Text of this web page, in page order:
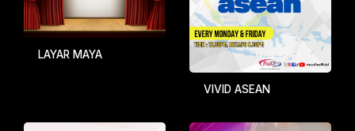
LAYAR MAYA
VIVID ASEAN